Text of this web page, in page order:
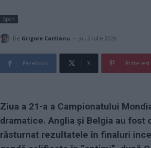
Sport
De Grigore Cartianu - joi, 2 iulie 2026
Facebook X Pinterest
Ziua a 21-a a Campionatului
dramatice. Anglia și Belgia au fost
răsturnat rezultatele în finaluri